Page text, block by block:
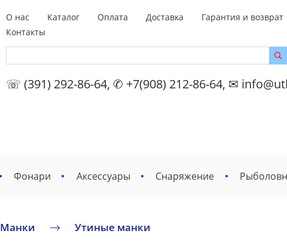
О нас Каталог Оплата Доставка Гарантия и возврат
Контакты
☏ (391) 292-86-64, ✆ +7(908) 212-86-64, ✉
Фонари Аксессуары Снаряжение
Манки Утиные манки